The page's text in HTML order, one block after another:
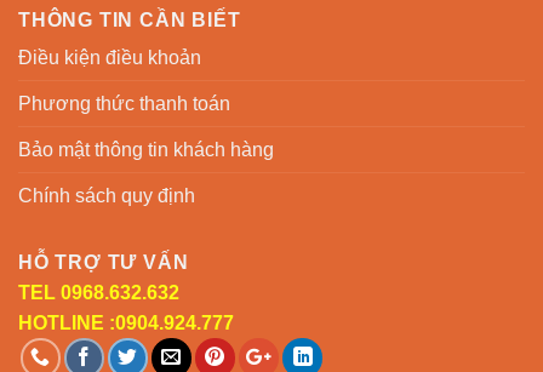
THÔNG TIN CẦN BIẾT
Điều kiện điều khoản
Phương thức thanh toán
Bảo mật thông tin khách hàng
Chính sách quy định
HỖ TRỢ TƯ VẤN
TEL 0968.632.632
HOTLINE :0904.924.777